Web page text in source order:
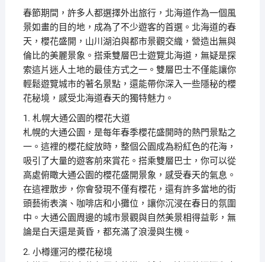
春節期間，許多人都選擇外出旅行，北海道作為一個風
景如畫的目的地，成為了不少遊客的首選。北海道的春
天，櫻花盛開，山川湖泊與都市景觀交織，營造出無與
倫比的美麗景象。搭乘雙層巴士遊覽北海道，無疑是探
索這片迷人土地的最佳方式之一。雙層巴士不僅能讓你
輕鬆遊覽城市的著名景點，還能帶你深入一些隱秘的櫻
花秘境，感受北海道春天的獨特魅力。
1. 札幌大通公園的櫻花大道
札幌的大通公園，是每年春季櫻花盛開時的熱門景點之
一。這裡的櫻花綻放時，整個公園成為粉紅色的花海，
吸引了大量的遊客前來賞花。搭乘雙層巴士，你可以從
高處俯瞰大通公園的櫻花盛開景象，感受春天的氣息。
在這裡散步，你會發現不僅有櫻花，還有許多當地的街
頭藝術表演、咖啡店和小攤位，讓你沉浸在春日的氛圍
中。大通公園周邊的城市景觀與自然美景相得益彰，無
論是白天還是黃昏，都充滿了浪漫與生機。
2. 小樽運河的櫻花秘境